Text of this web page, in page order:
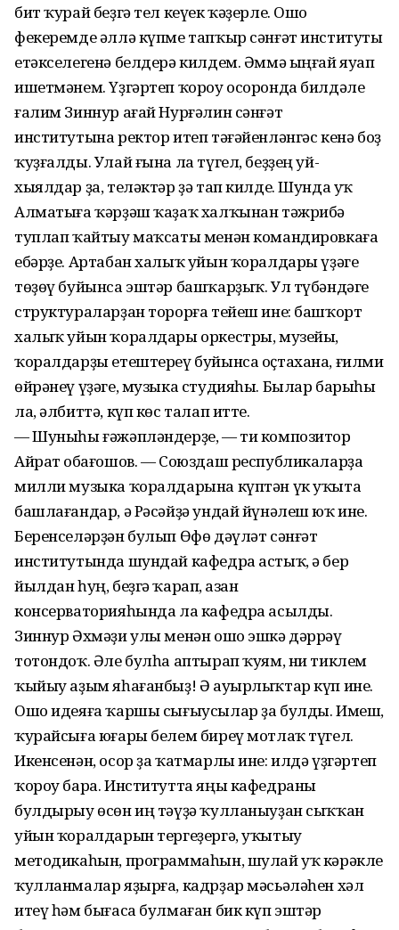
бит ҡурай беҙгә тел кеүек ҡәҙерле. Ошо
фекеремде әллә күпме тапҡыр сәнғәт институты
етәкселегенә белдерә килдем. Әммә ыңғай яуап
ишетмәнем. Үҙгәртеп ҡороу осоронда билдәле
ғалим Зиннур ағай Нурғәлин сәнғәт
институтына ректор итеп тәғәйенләнгәс кенә боҙ
ҡуҙғалды. Улай ғына ла түгел, беҙҙең уй-
хыялдар ҙа, теләктәр ҙә тап килде. Шунда уҡ
Алматыға ҡәрҙәш ҡаҙаҡ халҡынан тәжрибә
туплап ҡайтыу маҡсаты менән командировкаға
ебәрҙе. Артабан халыҡ уйын ҡоралдары үҙәге
төҙөү буйынса эштәр башҡарҙыҡ. Ул түбәндәге
структураларҙан торорға тейеш ине: башҡорт
халыҡ уйын ҡоралдары оркестры, музейы,
ҡоралдарҙы етештереү буйынса оҫтахана, ғилми
өйрәнеү үҙәге, музыка студияһы. Былар барыһы
ла, әлбиттә, күп көс талап итте.
— Шуныһы ғәжәпләндерҙе, — ти композитор
Айрат Ҡобағошов. — Союздаш республикаларҙа
милли музыка ҡоралдарына күптән үк уҡыта
башлағандар, ә Рәсәйҙә ундай йүнәлеш юҡ ине.
Беренселәрҙән булып Өфө дәүләт сәнғәт
институтында шундай кафедра астыҡ, ә бер
йылдан һуң, беҙгә ҡарап, Ҡазан
консерваторияһында ла кафедра асылды.
Зиннур Әхмәҙи улы менән ошо эшкә дәррәү
тотондоҡ. Әле булһа аптырап ҡуям, ни тиклем
ҡыйыу аҙым яһағанбыҙ! Ә ауырлыҡтар күп ине.
Ошо идеяға ҡаршы сығыусылар ҙа булды. Имеш,
ҡурайсыға юғары белем биреү мотлаҡ түгел.
Икенсенән, осор ҙа ҡатмарлы ине: илдә үҙгәртеп
ҡороу бара. Институтта яңы кафедраны
булдырыу өсөн иң тәүҙә ҡулланыуҙан сыҡҡан
уйын ҡоралдарын тергеҙергә, уҡытыу
методикаһын, программаһын, шулай уҡ кәрәкле
ҡулланмалар яҙырға, кадрҙар мәсьәләһен хәл
итеү һәм бығаса булмаған бик күп эштәр